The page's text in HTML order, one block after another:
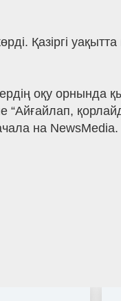
Қазіргі
оқу орнында
“Айғайлап,
на NewsMedia.